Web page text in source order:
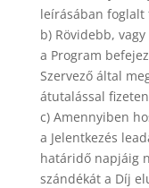
leírásában foglalt
b) Rövidebb,
a Program
Szervező által
átutalással
c) Amennyiben
a Jelentkezés
határidő napjáig
szándékát a Díj